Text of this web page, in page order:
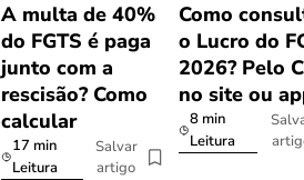
A multa de 40%
do FGTS é paga
junto com a
rescisão? Como
calcular
17 min
Leitura
Salvar
artigo
Como
o Lucro do
2026? Pelo
no site ou
8 min
Leitura